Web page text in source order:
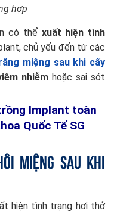
hợp
có thể xuất hiện tình
chủ yếu đến từ các
miệng sau khi cấy
nhiễmhoặc sai sót
Implant toàn
Quốc Tế SG
miệng sau khi
hiện tình trạng hơi thở